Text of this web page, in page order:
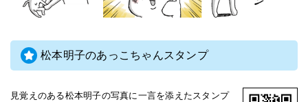
松本明子のあっこちゃんスタンプ
見覚えのある松本明子の写真に一言を添えたスタンプ